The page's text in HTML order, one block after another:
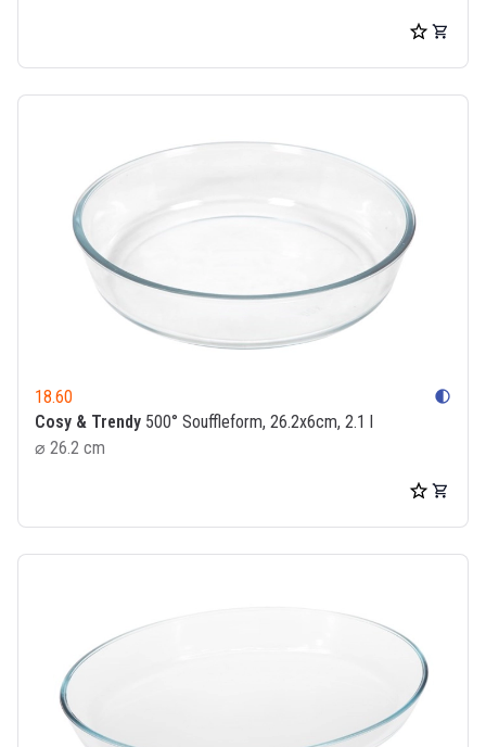
18.60 contrast
Cosy & Trendy 500° Souffleform, 26.2x6cm, 2.1 l
⌀ 26.2 cm